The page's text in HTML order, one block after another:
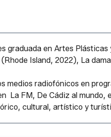
graduada en Artes
(Rhode Island, 2022), La
medios radiofónicos en
La FM, De Cádiz al mundo,
cultural, artístico y